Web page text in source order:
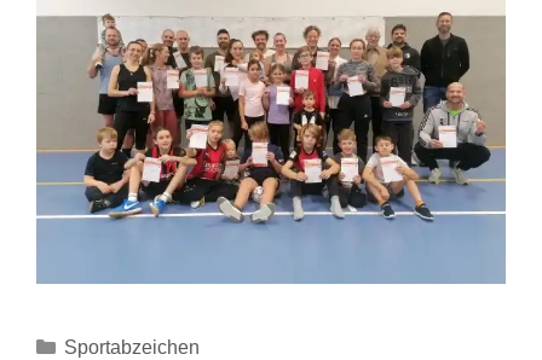
Sportabzeichen